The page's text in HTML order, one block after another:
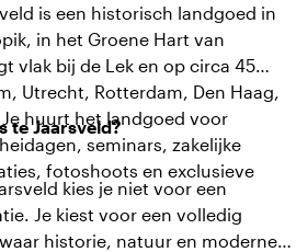
is een historisch landgoed in
in het Groene Hart van
vlak bij de Lek en op circa 45
Utrecht, Rotterdam, Den Haag,
huurt het landgoed voor
seminars, zakelijke
fotoshoots en exclusieve
te Jaarsveld?
kies je niet voor een
Je kiest voor een volledig
historie, natuur en moderne